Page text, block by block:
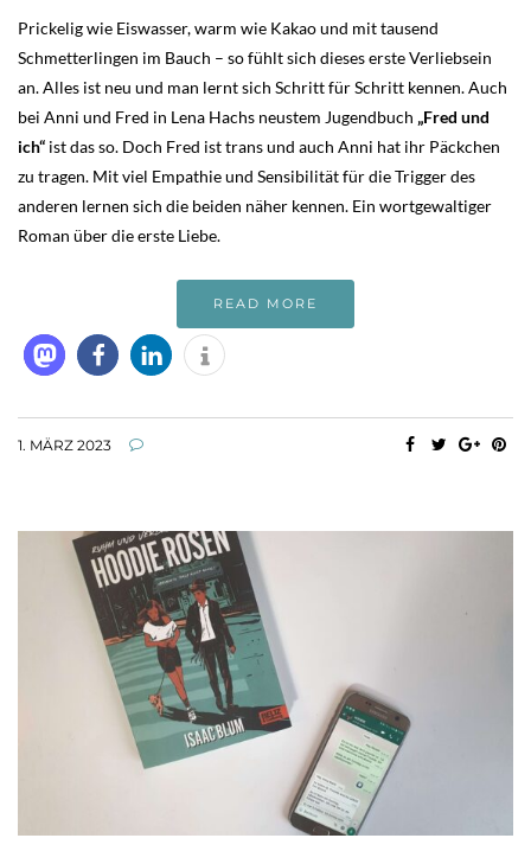
Prickelig wie Eiswasser, warm wie Kakao und mit tausend
Schmetterlingen im Bauch – so fühlt sich dieses erste Verliebsein
an. Alles ist neu und man lernt sich Schritt für Schritt kennen. Auch
bei Anni und Fred in Lena Hachs neustem Jugendbuch „Fred und
ich“ ist das so. Doch Fred ist trans und auch Anni hat ihr Päckchen
zu tragen. Mit viel Empathie und Sensibilität für die Trigger des
anderen lernen sich die beiden näher kennen. Ein wortgewaltiger
Roman über die erste Liebe.
READ MORE
1. MÄRZ 2023